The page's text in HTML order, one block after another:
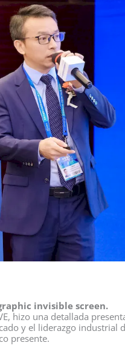
invisible screen.
hizo una detallada
y el liderazgo industrial
presente.